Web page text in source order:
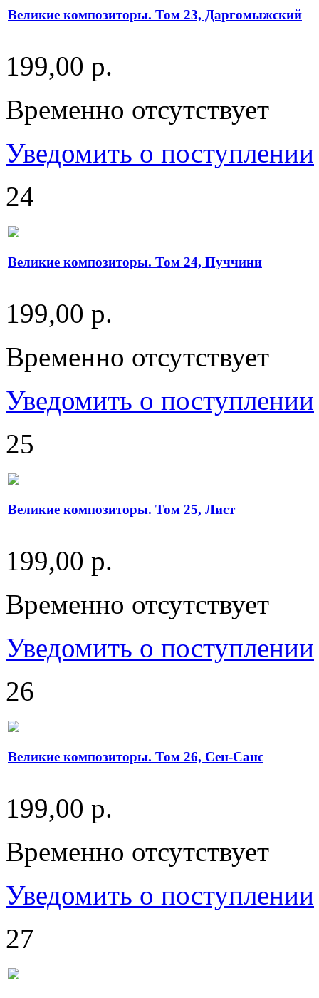
Великие композиторы. Том 23, Даргомыжский
199,00 р.
Временно отсутствует
Уведомить о поступлении
24
Великие композиторы. Том 24, Пуччини
199,00 р.
Временно отсутствует
Уведомить о поступлении
25
Великие композиторы. Том 25, Лист
199,00 р.
Временно отсутствует
Уведомить о поступлении
26
Великие композиторы. Том 26, Сен-Санс
199,00 р.
Временно отсутствует
Уведомить о поступлении
27